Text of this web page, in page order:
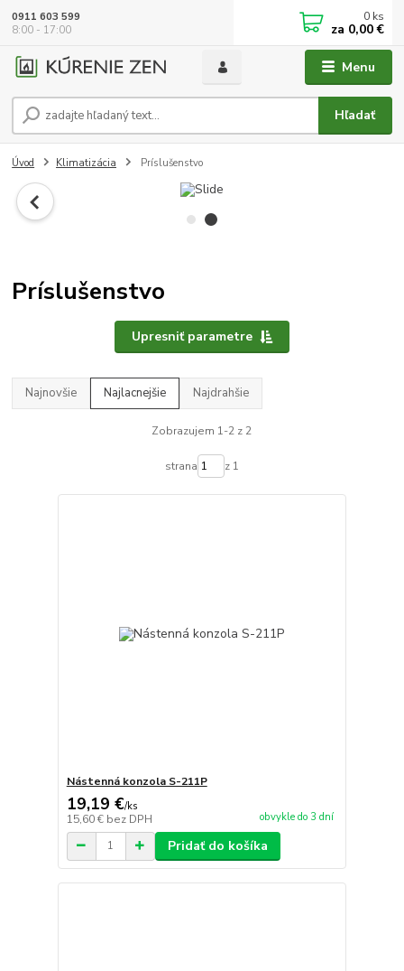
Menu
Hľadať
0911 603 599
8:00 - 17:00
0 ks
za 0,00 €
Úvod Klimatizácia Príslušenstvo
Príslušenstvo
Upresniť parametre
Najnovšie Najlacnejšie Najdrahšie
Zobrazujem 1-2 z 2
strana z 1
Nástenná konzola S-211P
19,19 €/ks
15,60 € bez DPH obvykle do 3 dní
Pridať do košíka